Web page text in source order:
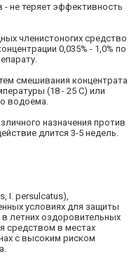
- не теряет эффективность
членистоногих средство
0,035% - 1,0% по
смешивания концентрата
(18 - 25 С) или
водоема.
назначения против
длится 3-5 недель.
I. рersulcatus),
условиях для защиты
летних оздоровительных
средством в местах
с высоким риском